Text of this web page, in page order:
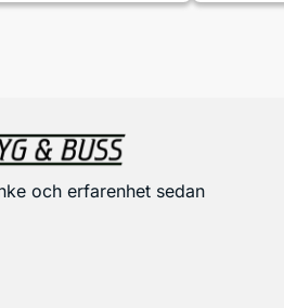
och erfarenhet sedan